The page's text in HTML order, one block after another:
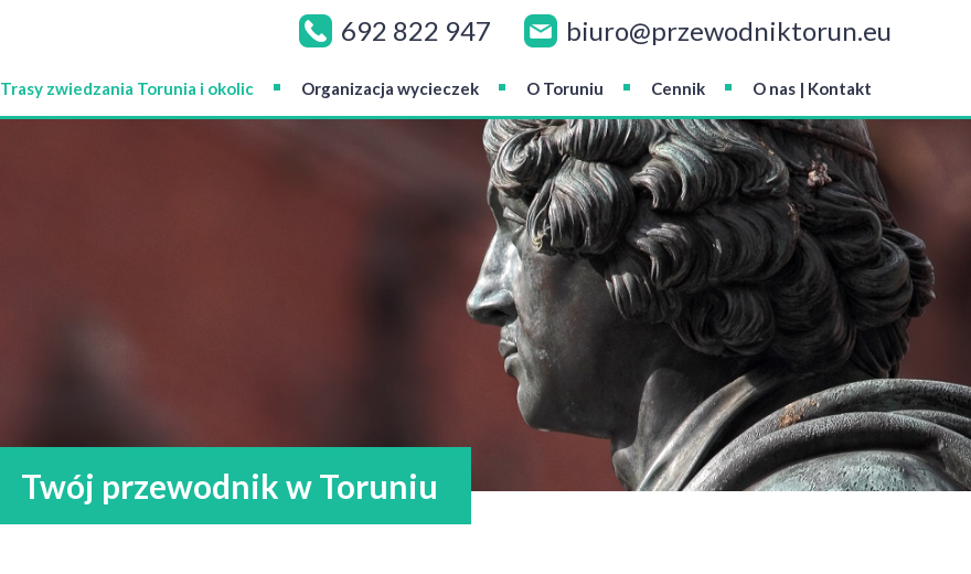
692 822 947 biuro@przewodniktorun.eu
Trasy zwiedzania Torunia i okolic Organizacja wycieczek O Toruniu Cennik O nas | Kontakt
Twój przewodnik w Toruniu